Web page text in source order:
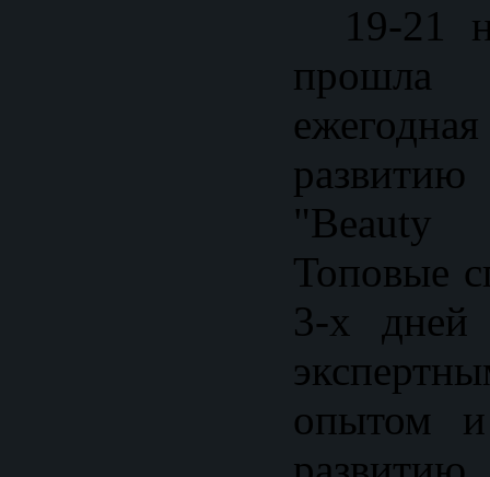
19-21
развитию
Топовые
3-х дней
опытом